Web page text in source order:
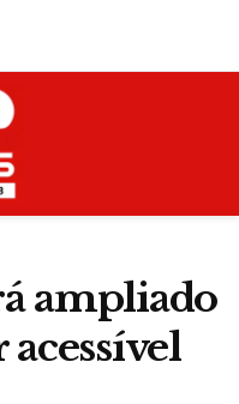
ampliado
acessível